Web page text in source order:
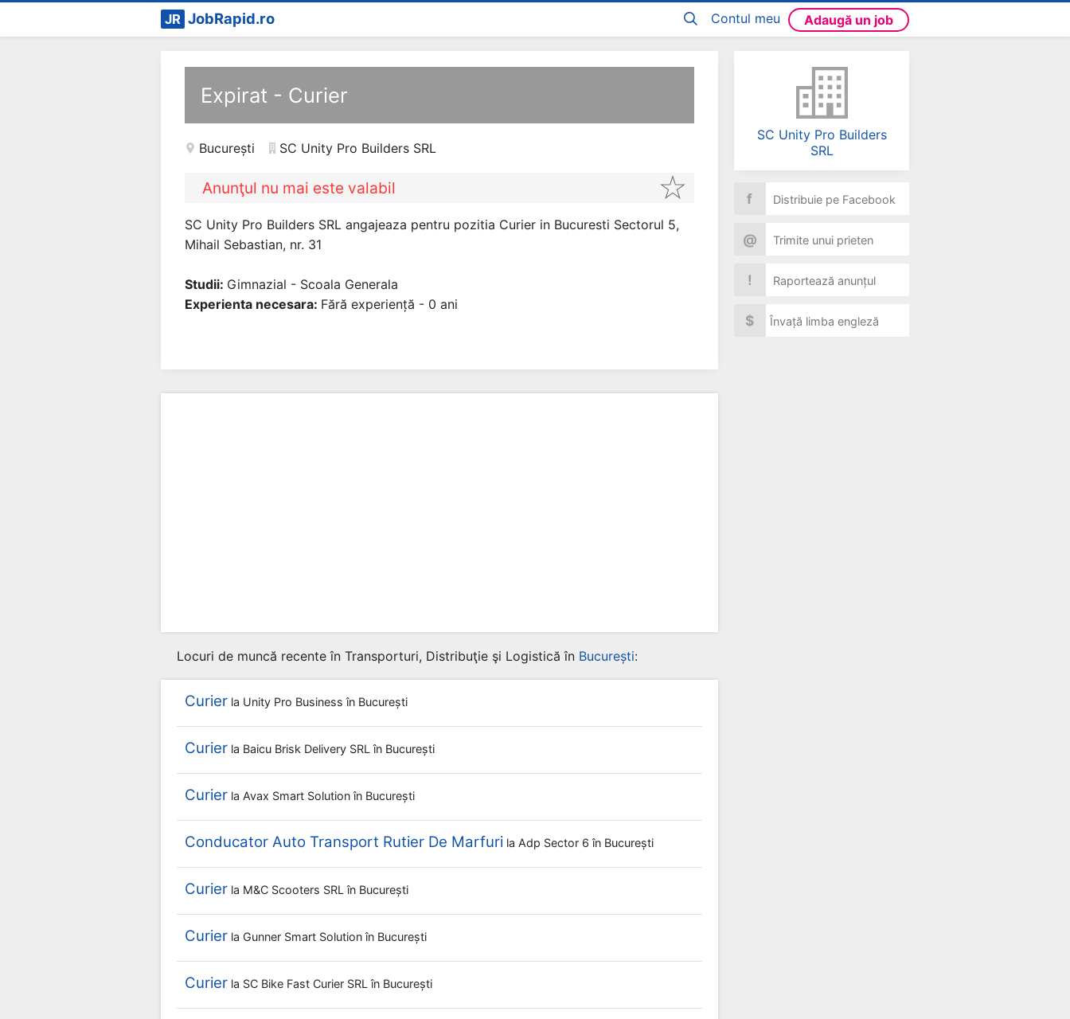
Contul meu Adaugă un job
JR JobRapid.ro
Expirat - Curier
București SC Unity Pro Builders SRL
Anunţul nu mai este valabil
SC Unity Pro Builders SRL angajeaza pentru pozitia Curier in Bucuresti Sectorul 5,
Mihail Sebastian, nr. 31
Studii: Gimnazial - Scoala Generala
Experienta necesara: Fără experiență - 0 ani
SC Unity Pro Builders
SRL
f Distribuie pe Facebook
@ Trimite unui prieten
! Raportează anunțul
$ Învață limba engleză
Locuri de muncă recente în Transporturi, Distribuţie şi Logistică în București:
Curier la Unity Pro Business în București
Curier la Baicu Brisk Delivery SRL în București
Curier la Avax Smart Solution în București
Conducator Auto Transport Rutier De Marfuri la Adp Sector 6 în București
Curier la M&c Scooters SRL în București
Curier la Gunner Smart Solution în București
Curier la SC Bike Fast Curier SRL în București